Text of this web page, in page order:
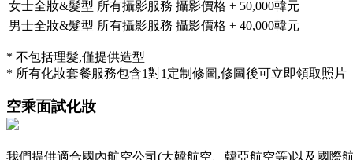
女士全妝&髮型 所有攝影服務 攝影價格 + 50,000韓元
男士全妝&髮型 所有攝影服務 攝影價格 + 40,000韓元
* 不包括理髮,僅提供造型
* 所有化妝套餐服務包含1對1定制修圖,修圖後可立即領取照片
空乘面試化妝
我們提供適合國內航空公司(大韓航空、韓亞航空等)以及國際